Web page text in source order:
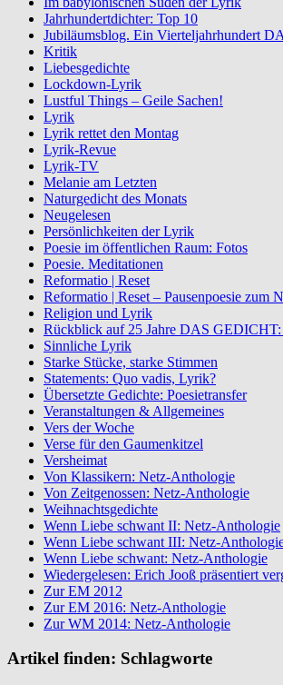
Jahrhundertdichter: Top 10
Jubiläumsblog. Ein Vierteljahrhundert
Kritik
Liebesgedichte
Lockdown-Lyrik
Lustful Things – Geile Sachen!
Lyrik
Lyrik rettet den Montag
Lyrik-Revue
Lyrik-TV
Melanie am Letzten
Naturgedicht des Monats
Neugelesen
Persönlichkeiten der Lyrik
Poesie im öffentlichen Raum: Fotos
Poesie. Meditationen
Reformatio | Reset
Reformatio | Reset – Pausenpoesie zum
Religion und Lyrik
Rückblick auf 25 Jahre DAS GEDICHT:
Sinnliche Lyrik
Starke Stücke, starke Stimmen
Statements: Quo vadis, Lyrik?
Übersetzte Gedichte: Poesietransfer
Veranstaltungen & Allgemeines
Vers der Woche
Verse für den Gaumenkitzel
Versheimat
Von Klassikern: Netz-Anthologie
Von Zeitgenossen: Netz-Anthologie
Weihnachtsgedichte
Wenn Liebe schwant II: Netz-Anthologie
Wenn Liebe schwant III: Netz-
Wenn Liebe schwant: Netz-Anthologie
Wiedergelesen: Erich Jooß präsentiert
Zur EM 2012
Zur EM 2016: Netz-Anthologie
Zur WM 2014: Netz-Anthologie
Artikel finden: Schlagworte